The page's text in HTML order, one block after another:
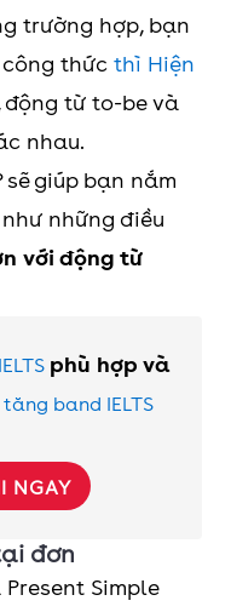
trường hợp, bạn
thức thì Hiện
động từ to-be và
nhau.
giúp bạn nắm
những điều
với động từ
phù hợp và
band IELTS
NGAY
đơn
Simple